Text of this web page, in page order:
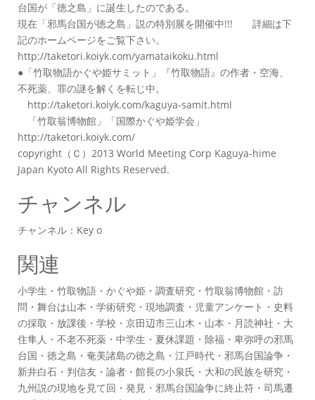
台国が「徳之島」に誕生したのである。
現在「邪馬台国が徳之島」説の特別展を開催中!!! 詳細は下
記のホームページをご覧下さい。
http://taketori.koiyk.com/yamataikoku.html
●「竹取物語かぐや姫サミット」『竹取物語』の作者・空海、
不死薬、罪の謎を解くを転じ中。
http://taketori.koiyk.com/kaguya-samit.html
「竹取翁博物館」「国際かぐや姫学会」
http://taketori.koiyk.com/
copyright（Ｃ）2013 World Meeting Corp Kaguya-hime
Japan Kyoto All Rights Reserved.
チャンネル
チャンネル：Key o
関連
小学生・竹取物語・かぐや姫・調査研究・竹取翁博物館・訪
問・舞台は山本・学術研究・現地調査・児童アンケート・史料
の採取・放課後・学校・京田辺市三山木・山本・月読神社・大
住隼人・不老不死薬・中学生・夏休課題・除福・卑弥呼の邪馬
台国・徳之島・奄美諸島の徳之島・江戸時代・邪馬台国論争・
新井白石・判信友・論者・館長の小泉氏・大和の民族を研究・
九州説の現地を見て回・発見・邪馬台国論争に終止符・司馬遷